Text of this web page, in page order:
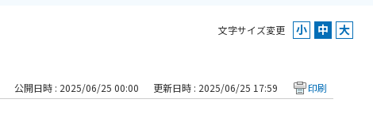
文字サイズ変更
公開日時 : 2025/06/25 00:00 更新日時 : 2025/06/25 17:59 印刷